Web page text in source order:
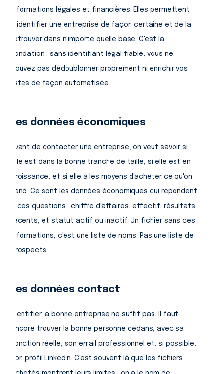
informations légales et financières. Elles permettent
d'identifier une entreprise de façon certaine et de la
retrouver dans n'importe quelle base. C'est la
fondation : sans identifiant légal fiable, vous ne
pouvez pas dédoublonner proprement ni enrichir vos
listes de façon automatisée.
Les données économiques
Avant de contacter une entreprise, on veut savoir si
elle est dans la bonne tranche de taille, si elle est en
croissance, et si elle a les moyens d'acheter ce qu'on
vend. Ce sont les données économiques qui répondent
à ces questions : chiffre d'affaires, effectif, résultats
récents, et statut actif ou inactif. Un fichier sans ces
informations, c'est une liste de noms. Pas une liste de
prospects.
Les données contact
Identifier la bonne entreprise ne suffit pas. Il faut
encore trouver la bonne personne dedans, avec sa
fonction réelle, son email professionnel et, si possible,
son profil LinkedIn. C'est souvent là que les fichiers